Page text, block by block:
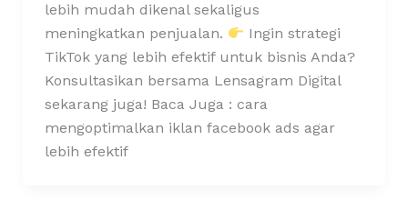
lebih mudah dikenal sekaligus
meningkatkan penjualan.
Ingin strategi
TikTok yang lebih efektif untuk bisnis Anda?
Konsultasikan bersama Lensagram Digital
sekarang juga! Baca Juga : cara
mengoptimalkan iklan facebook ads agar
lebih efektif